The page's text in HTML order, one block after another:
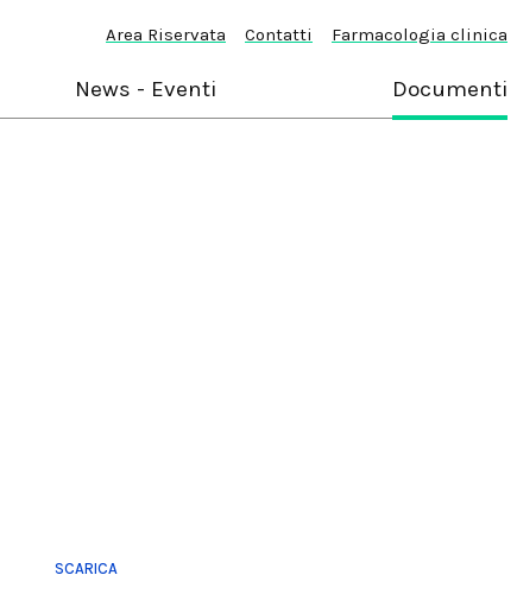
Area Riservata Contatti Farmacologia clinica
News - Eventi Documenti
SCARICA